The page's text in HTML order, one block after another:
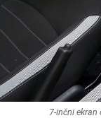
7-inčni